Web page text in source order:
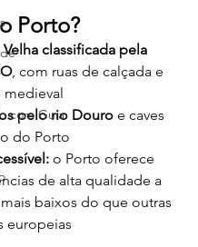
com Guia
Porto?
classificada pela
, com ruas de calçada e
medieval
pelo rio Douro e caves
do Porto
o Porto oferece
de alta qualidade a
baixos do que outras
europeias